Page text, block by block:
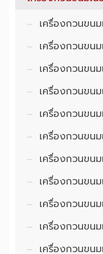
เครื่องกวนขน
เครื่องกวนขน
เครื่องกวนขน
เครื่องกวนขน
เครื่องกวนขน
เครื่องกวนขน
เครื่องกวนขน
เครื่องกวนขน
เครื่องกวนขน
เครื่องกวนขน
เครื่องกวนขน